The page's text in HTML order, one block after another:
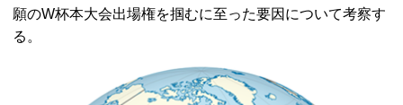
願のW杯本大会出場権を掴むに至った要因について考察す
る。